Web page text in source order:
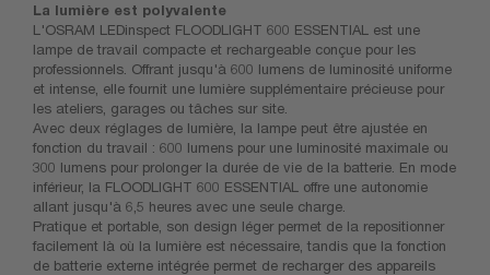
La lumière est polyvalente
L'OSRAM LEDinspect FLOODLIGHT 600 ESSENTIAL est une
lampe de travail compacte et rechargeable conçue pour les
professionnels. Offrant jusqu'à 600 lumens de luminosité uniforme
et intense, elle fournit une lumière supplémentaire précieuse pour
les ateliers, garages ou tâches sur site.
Avec deux réglages de lumière, la lampe peut être ajustée en
fonction du travail : 600 lumens pour une luminosité maximale ou
300 lumens pour prolonger la durée de vie de la batterie. En mode
inférieur, la FLOODLIGHT 600 ESSENTIAL offre une autonomie
allant jusqu'à 6,5 heures avec une seule charge.
Pratique et portable, son design léger permet de la repositionner
facilement là où la lumière est nécessaire, tandis que la fonction
de batterie externe intégrée permet de recharger des appareils